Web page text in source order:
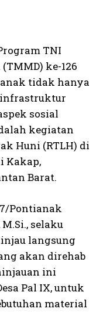
TNI
ke-126
tidak hanya
infrastruktur
sosial
kegiatan
Huni (RTLH) di
Kakap,
Barat.
Pontianak
selaku
langsung
akan direhab
ini
Pal IX, untuk
material